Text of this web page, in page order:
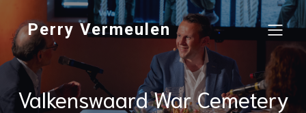
Perry Vermeulen
Valkenswaard War Cemetery